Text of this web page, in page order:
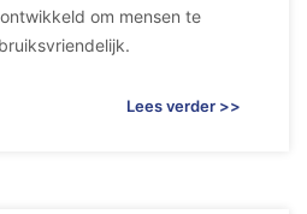
om mensen te
Lees verder >>